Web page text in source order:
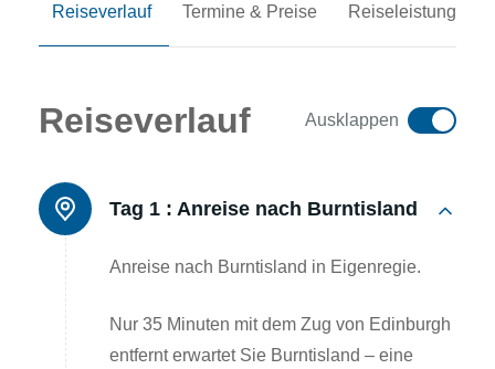
Reiseverlauf Termine & Preise Reiseleistungen
Reiseverlauf Ausklappen
Tag 1 : Anreise nach Burntisland
Anreise nach Burntisland in Eigenregie.
Nur 35 Minuten mit dem Zug von Edinburgh
entfernt erwartet Sie Burntisland – eine